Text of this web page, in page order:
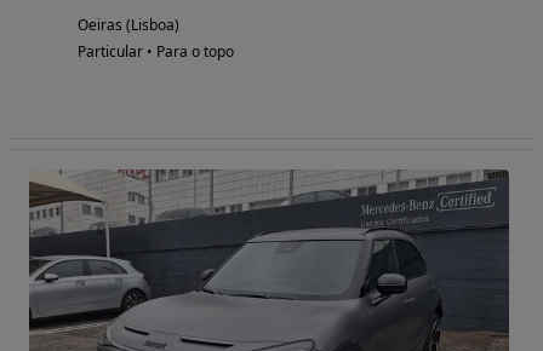
Oeiras (Lisboa)
Particular • Para o topo